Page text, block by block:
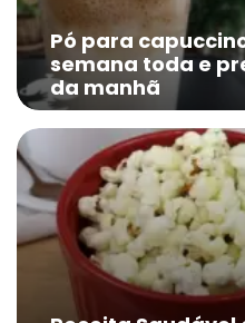
Pó para
semana toda e
da manhã